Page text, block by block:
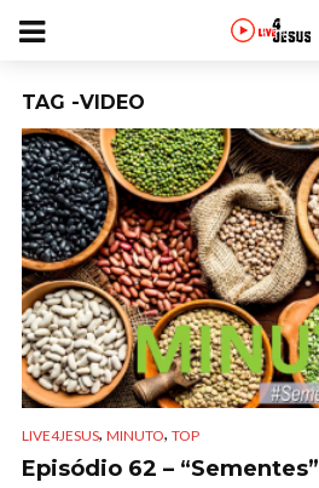
TAG -VIDEO
LIVE4JESUS, MINUTO, TOP
Episódio 62 – “Sementes”